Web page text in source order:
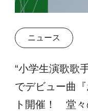
ニュース
“小学生演歌歌
でデビュー曲
ト開催！ 堂々